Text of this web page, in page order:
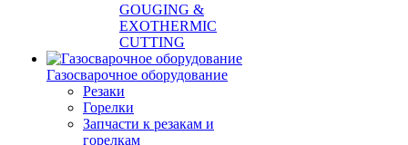
GOUGING &
EXOTHERMIC
CUTTING
Газосварочное оборудование
Резаки
Горелки
Запчасти к резакам и
горелкам